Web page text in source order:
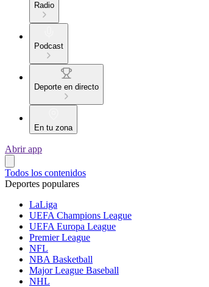
Radio
Podcast
Deporte en directo
En tu zona
Abrir app
Todos los contenidos
Deportes populares
LaLiga
UEFA Champions League
UEFA Europa League
Premier League
NFL
NBA Basketball
Major League Baseball
NHL